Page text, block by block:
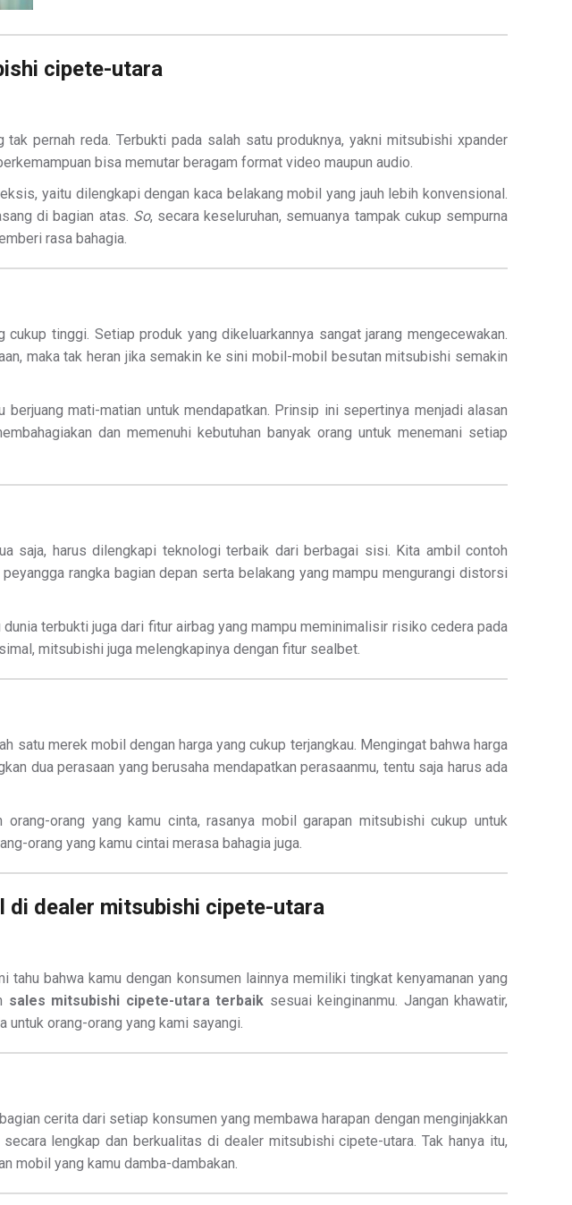
cipete-utara
pernah reda. Terbukti pada salah satu produknya, yakni mitsubishi xpander
bisa memutar beragam format video maupun audio.
yaitu dilengkapi dengan kaca belakang mobil yang jauh lebih konvensional.
di bagian atas. So, secara keseluruhan, semuanya tampak cukup sempurna
rasa bahagia.
tinggi. Setiap produk yang dikeluarkannya sangat jarang mengecewakan.
maka tak heran jika semakin ke sini mobil-mobil besutan mitsubishi semakin
mati-matian untuk mendapatkan. Prinsip ini sepertinya menjadi alasan
dan memenuhi kebutuhan banyak orang untuk menemani setiap
saja, harus dilengkapi teknologi terbaik dari berbagai sisi. Kita ambil contoh
rangka bagian depan serta belakang yang mampu mengurangi distorsi
terbukti juga dari fitur airbag yang mampu meminimalisir risiko cedera pada
mitsubishi juga melengkapinya dengan fitur sealbet.
merek mobil dengan harga yang cukup terjangkau. Mengingat bahwa harga
dua perasaan yang berusaha mendapatkan perasaanmu, tentu saja harus ada
orang yang kamu cinta, rasanya mobil garapan mitsubishi cukup untuk
orang yang kamu cintai merasa bahagia juga.
di dealer mitsubishi cipete-utara
bahwa kamu dengan konsumen lainnya memiliki tingkat kenyamanan yang
sales mitsubishi cipete-utara terbaik sesuai keinginanmu. Jangan khawatir,
orang-orang yang kami sayangi.
cerita dari setiap konsumen yang membawa harapan dengan menginjakkan
lengkap dan berkualitas di dealer mitsubishi cipete-utara. Tak hanya itu,
mobil yang kamu damba-dambakan.